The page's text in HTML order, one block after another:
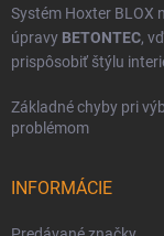
Systém Hoxter BLOX
úpravy BETONTEC,
prispôsobiť štýlu
Základné chyby pri
problémom
INFORMÁCIE